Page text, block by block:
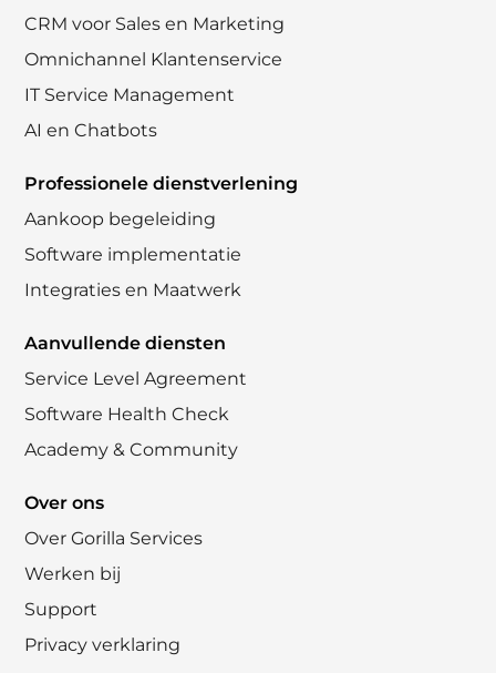
CRM voor Sales en Marketing
Omnichannel Klantenservice
IT Service Management
AI en Chatbots
Professionele dienstverlening
Aankoop begeleiding
Software implementatie
Integraties en Maatwerk
Aanvullende diensten
Service Level Agreement
Software Health Check
Academy & Community
Over ons
Over Gorilla Services
Werken bij
Support
Privacy verklaring